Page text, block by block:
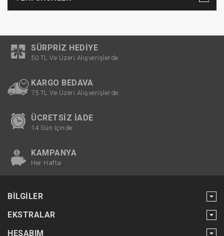
SÜRPRIZ HEDIYE
50 TL Ve Üzeri Alışverişlerde
KARGO BEDAVA
75 TL Ve Üzeri Alışverişlerde
ÜCRETSIZ İADE
14 Gün Içinde
KAMPANYA
Her Hafta
BILGILER
EKSTRALAR
HESABIM